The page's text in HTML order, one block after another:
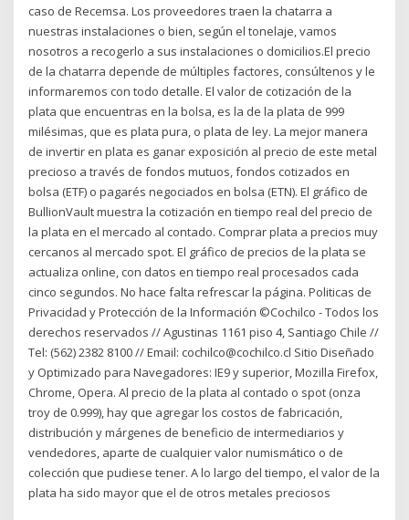
caso de Recemsa. Los proveedores traen la chatarra a
nuestras instalaciones o bien, según el tonelaje, vamos
nosotros a recogerlo a sus instalaciones o domicilios.El precio
de la chatarra depende de múltiples factores, consúltenos y le
informaremos con todo detalle. El valor de cotización de la
plata que encuentras en la bolsa, es la de la plata de 999
milésimas, que es plata pura, o plata de ley. La mejor manera
de invertir en plata es ganar exposición al precio de este metal
precioso a través de fondos mutuos, fondos cotizados en
bolsa (ETF) o pagarés negociados en bolsa (ETN). El gráfico de
BullionVault muestra la cotización en tiempo real del precio de
la plata en el mercado al contado. Comprar plata a precios muy
cercanos al mercado spot. El gráfico de precios de la plata se
actualiza online, con datos en tiempo real procesados cada
cinco segundos. No hace falta refrescar la página. Politicas de
Privacidad y Protección de la Información ©Cochilco - Todos los
derechos reservados // Agustinas 1161 piso 4, Santiago Chile //
Tel: (562) 2382 8100 // Email: cochilco@cochilco.cl Sitio Diseñado
y Optimizado para Navegadores: IE9 y superior, Mozilla Firefox,
Chrome, Opera. Al precio de la plata al contado o spot (onza
troy de 0.999), hay que agregar los costos de fabricación,
distribución y márgenes de beneficio de intermediarios y
vendedores, aparte de cualquier valor numismático o de
colección que pudiese tener. A lo largo del tiempo, el valor de la
plata ha sido mayor que el de otros metales preciosos